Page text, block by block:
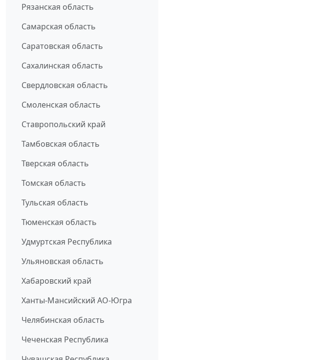
Рязанская область
Самарская область
Саратовская область
Сахалинская область
Свердловская область
Смоленская область
Ставропольский край
Тамбовская область
Тверская область
Томская область
Тульская область
Тюменская область
Удмуртская Республика
Ульяновская область
Хабаровский край
Ханты-Мансийский АО-Югра
Челябинская область
Чеченская Республика